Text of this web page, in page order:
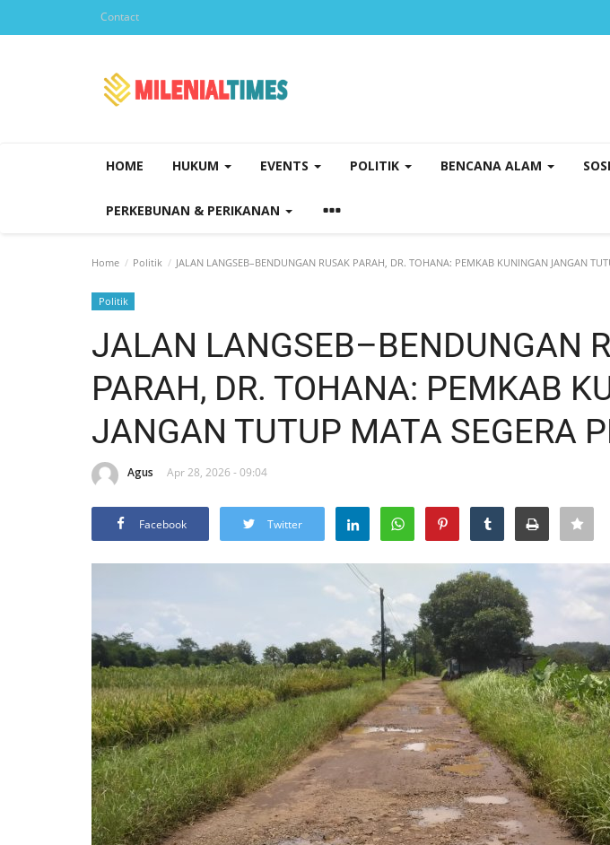
Contact
HOME HUKUM EVENTS POLITIK BENCANA ALAM
PERKEBUNAN & PERIKANAN
Home Politik JALAN LANGSEB–BENDUNGAN RUSAK PARAH, DR. TOHANA: PEMKAB KUNINGAN JANGAN
Politik
JALAN LANGSEB–BENDUNGAN
PARAH, DR. TOHANA: PEMKAB
JANGAN TUTUP MATA SEGERA
Agus Apr 28, 2026 - 09:04
Facebook Twitter